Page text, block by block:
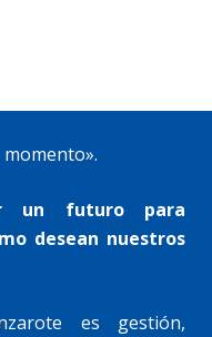
un futuro para
desean nuestros
es gestión,